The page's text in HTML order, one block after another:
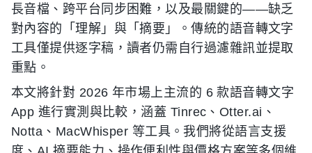
長音檔、跨平台同步困難，以及最關鍵的——缺乏
對內容的「理解」與「摘要」。傳統的語音轉文字
工具僅提供逐字稿，讀者仍需自行過濾雜訊並提取
重點。
本文將針對 2026 年市場上主流的 6 款語音轉文字
App 進行實測與比較，涵蓋 Tinrec、Otter.ai、
Notta、MacWhisper 等工具。我們將從語言支援